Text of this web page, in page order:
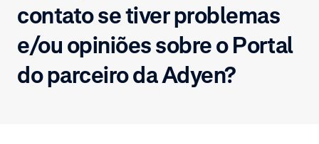
contato se tiver problemas
e/ou opiniões sobre o Portal
do parceiro da Adyen?